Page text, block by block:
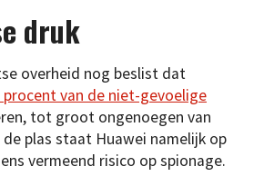
druk
overheid nog beslist dat
procent van de niet-gevoelige
tot groot ongenoegen van
de plas staat Huawei namelijk op
vermeend risico op spionage.